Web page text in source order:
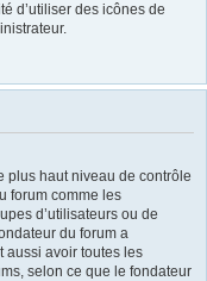
d’utiliser des icônes de
plus haut niveau de contrôle
forum comme les
d’utilisateurs ou de
du forum a
aussi avoir toutes les
selon ce que le fondateur